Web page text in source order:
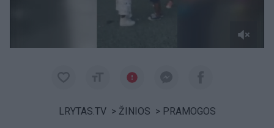
LRYTAS.TV > ŽINIOS > PRAMOGOS